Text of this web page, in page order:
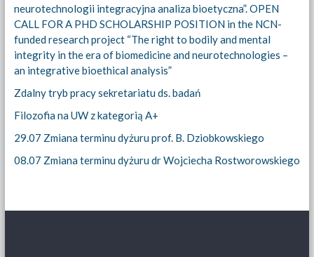
neurotechnologii integracyjna analiza bioetyczna”. OPEN
CALL FOR A PHD SCHOLARSHIP POSITION in the NCN-
funded research project “The right to bodily and mental
integrity in the era of biomedicine and neurotechnologies –
an integrative bioethical analysis”
Zdalny tryb pracy sekretariatu ds. badań
Filozofia na UW z kategorią A+
29.07 Zmiana terminu dyżuru prof. B. Dziobkowskiego
08.07 Zmiana terminu dyżuru dr Wojciecha Rostworowskiego